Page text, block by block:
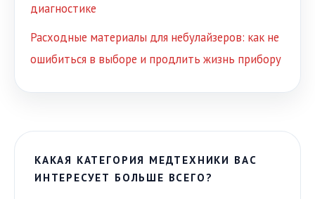
диагностике
Расходные материалы для небулайзеров: как не
ошибиться в выборе и продлить жизнь прибору
КАКАЯ КАТЕГОРИЯ МЕДТЕХНИКИ ВАС
ИНТЕРЕСУЕТ БОЛЬШЕ ВСЕГО?